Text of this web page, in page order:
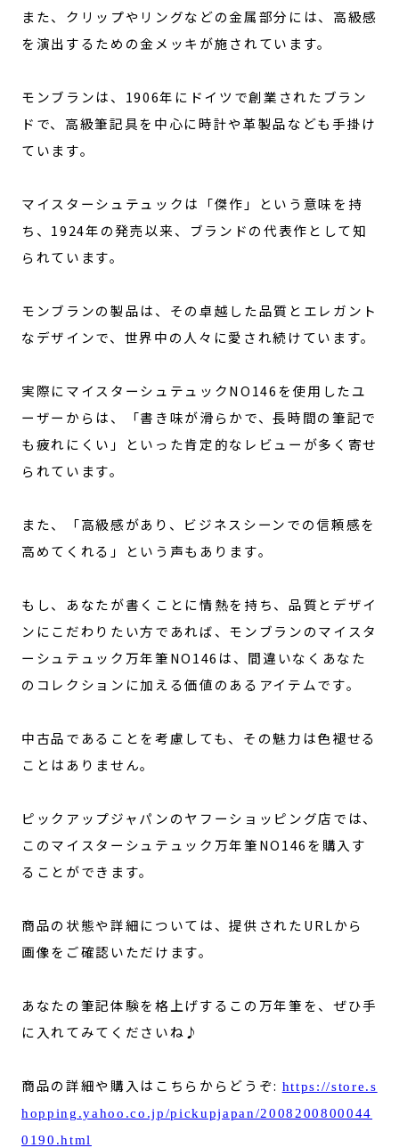
また、クリップやリングなどの金属部分には、高級感
を演出するための金メッキが施されています。
モンブランは、1906年にドイツで創業されたブラン
ドで、高級筆記具を中心に時計や革製品なども手掛け
ています。
マイスターシュテュックは「傑作」という意味を持
ち、1924年の発売以来、ブランドの代表作として知
られています。
モンブランの製品は、その卓越した品質とエレガント
なデザインで、世界中の人々に愛され続けています。
実際にマイスターシュテュックNO146を使用したユ
ーザーからは、「書き味が滑らかで、長時間の筆記で
も疲れにくい」といった肯定的なレビューが多く寄せ
られています。
また、「高級感があり、ビジネスシーンでの信頼感を
高めてくれる」という声もあります。
もし、あなたが書くことに情熱を持ち、品質とデザイ
ンにこだわりたい方であれば、モンブランのマイスタ
ーシュテュック万年筆NO146は、間違いなくあなた
のコレクションに加える価値のあるアイテムです。
中古品であることを考慮しても、その魅力は色褪せる
ことはありません。
ピックアップジャパンのヤフーショッピング店では、
このマイスターシュテュック万年筆NO146を購入す
ることができます。
商品の状態や詳細については、提供されたURLから
画像をご確認いただけます。
あなたの筆記体験を格上げするこの万年筆を、ぜひ手
に入れてみてくださいね♪
商品の詳細や購入はこちらからどうぞ: https://store.s
hopping.yahoo.co.jp/pickupjapan/2008200800044
0190.html